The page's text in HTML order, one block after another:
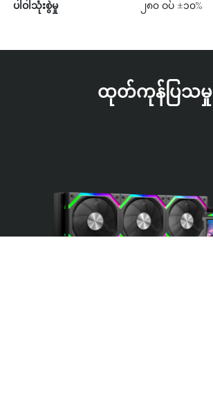
ပါဝါသုံးစွဲမှု
၂၈၀ ဝပ် ±၁၀%
ထုတ်ကုန်ပြသမှု